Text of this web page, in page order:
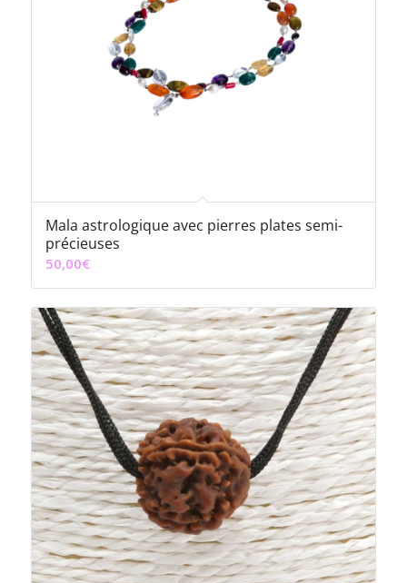
Mala astrologique avec pierres plates semi-
précieuses
50,00€